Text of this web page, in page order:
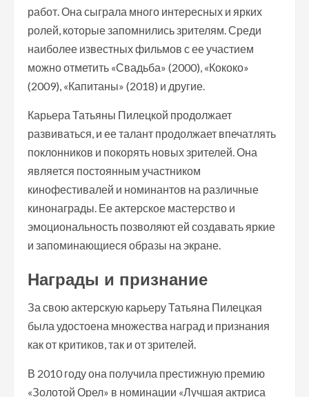
работ. Она сыграла много интересных и ярких
ролей, которые запомнились зрителям. Среди
наиболее известных фильмов с ее участием
можно отметить «Свадьба» (2000), «Кококо»
(2009), «Капитаны» (2018) и другие.
Карьера Татьяны Пилецкой продолжает
развиваться, и ее талант продолжает впечатлять
поклонников и покорять новых зрителей. Она
является постоянным участником
кинофестивалей и номинантов на различные
кинонаграды. Ее актерское мастерство и
эмоциональность позволяют ей создавать яркие
и запоминающиеся образы на экране.
Награды и признание
За свою актерскую карьеру Татьяна Пилецкая
была удостоена множества наград и признания
как от критиков, так и от зрителей.
В 2010 году она получила престижную премию
«Золотой Орел» в номинации «Лучшая актриса